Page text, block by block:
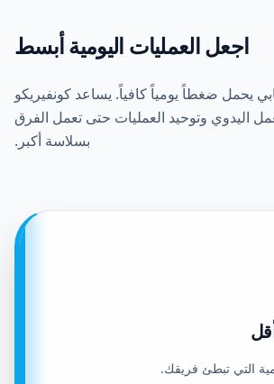
اجعل العمليات اليومية أبسط
يحمل ضغطاً يومياً كافياً. يساعد كونفيريكو
اليدوي وتوحيد العمليات حتى تعمل الفرق
بسلاسة أكبر.
التي تبطئ فريقك.